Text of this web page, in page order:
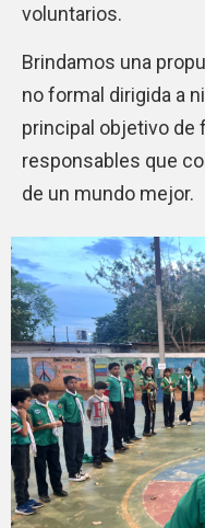
voluntarios.
Brindamos una
no formal dirigida a
principal objetivo de
responsables que
de un mundo mejor.